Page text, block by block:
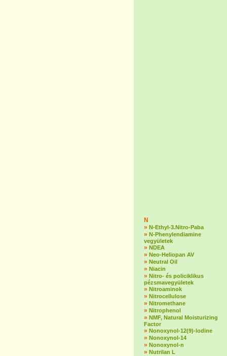
N
» N-Ethyl-3.Nitro-Paba
» N-Phenylendiamine
vegyületek
» NDEA
» Neo-Heliopan AV
» Neutral Oil
» Niacin
» Nitro- és policiklikus
pézsmavegyületek
» Nitroaminok
» Nitrocellulose
» Nitromethane
» Nitrophenol
» NMF, Natural Moisturizing
Factor
» Nonoxynol-12(9)-lodine
» Nonoxynol-14
» Nonoxynol-n
» Nutrilan L